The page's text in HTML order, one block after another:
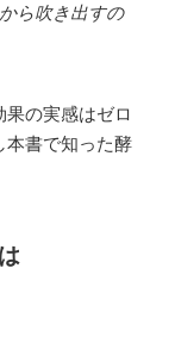
ら吹き出すの
果の実感はゼロ
本書で知った酵